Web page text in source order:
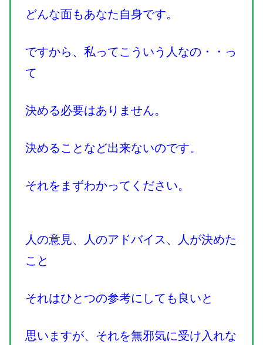
どんな面もあなた自身です。
ですから、私ってこういう人なの・・っ
て
決める必要はありません。
決めることなど出来ないのです。
それをまずわかってください。
人の意見、人のアドバイス、人が決めた
こと
それはひとつの参考にしても良いと
思いますが、それを無邪気に受け入れな